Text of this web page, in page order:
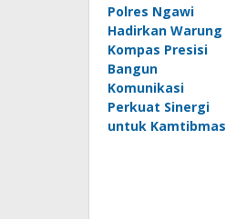
Polres Ngawi
Hadirkan Warung
Kompas Presisi
Bangun
Komunikasi
Perkuat Sinergi
untuk Kamtibmas